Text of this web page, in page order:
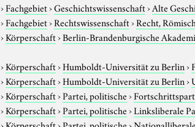
›Fachgebiet›Geschichtswissenschaft›Alte
›Fachgebiet›Rechtswissenschaft›Recht,
›Körperschaft›Berlin-Brandenburgische
›Körperschaft›Humboldt-Universität zu Berlin›
›Körperschaft›Humboldt-Universität zu Berlin›
›Körperschaft›Partei, politische›
›Körperschaft›Partei, politische›Linksliberale